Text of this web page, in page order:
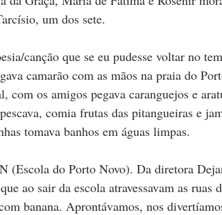
um dos sete.
canção que se eu pudesse voltar no
camarão com as mãos na praia do
com os amigos pegava caranguejos e
comia frutas das pitangueiras e
tomava banhos em águas limpas.
(Escola do Porto Novo). Da diretora
ao sair da escola atravessavam as ruas
banana. Aprontávamos, nos